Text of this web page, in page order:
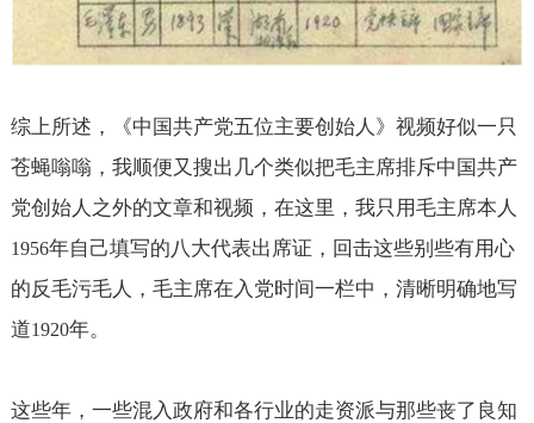
综上所述，《中国共产党五位主要创始人》视频好似一只
苍蝇嗡嗡，我顺便又搜出几个类似把毛主席排斥中国共产
党创始人之外的文章和视频，在这里，我只用毛主席本人
1956年自己填写的八大代表出席证，回击这些别些有用心
的反毛污毛人，毛主席在入党时间一栏中，清晰明确地写
道1920年。
这些年，一些混入政府和各行业的走资派与那些丧了良知